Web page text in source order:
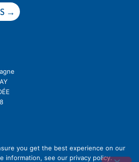
→
|RGPD| Se désinscrire à la newsletter
you get the best experience on our
information, see our privacy policy.